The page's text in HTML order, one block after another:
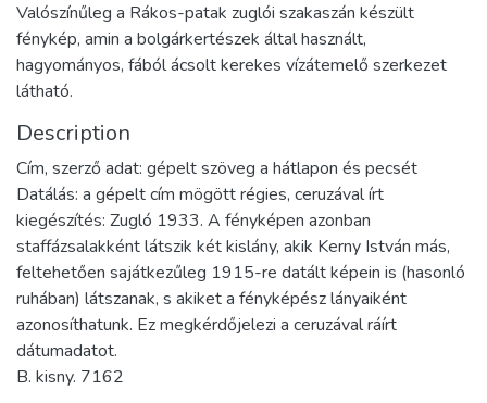
Valószínűleg a Rákos-patak zuglói szakaszán készült
fénykép, amin a bolgárkertészek által használt,
hagyományos, fából ácsolt kerekes vízátemelő szerkezet
látható.
Description
Cím, szerző adat: gépelt szöveg a hátlapon és pecsét
Datálás: a gépelt cím mögött régies, ceruzával írt
kiegészítés: Zugló 1933. A fényképen azonban
staffázsalakként látszik két kislány, akik Kerny István más,
feltehetően sajátkezűleg 1915-re datált képein is (hasonló
ruhában) látszanak, s akiket a fényképész lányaiként
azonosíthatunk. Ez megkérdőjelezi a ceruzával ráírt
dátumadatot.
B. kisny. 7162